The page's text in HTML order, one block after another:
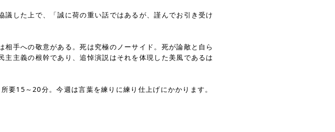
した上で、「誠に荷の重い話ではあるが、謹んでお引き受け
手への敬意がある。死は究極のノーサイド。死が論敵と自ら
主義の根幹であり、追悼演説はそれを体現した美風であるは
15～20分。今週は言葉を練りに練り仕上げにかかります。